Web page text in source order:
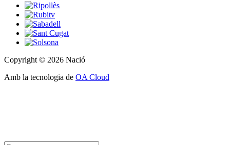
Copyright © 2026 Nació
Amb la tecnologia de OA Cloud